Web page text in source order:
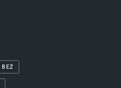
BEŻ